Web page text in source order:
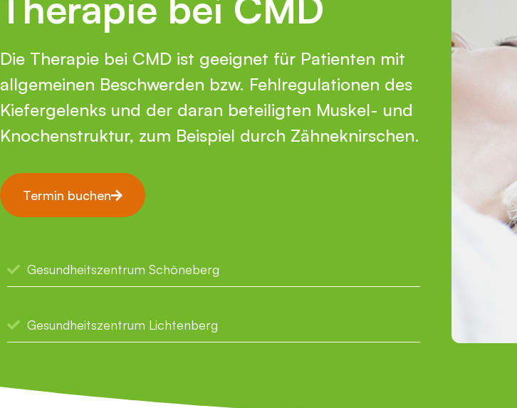
Die Therapie bei CMD ist geeignet für Patienten mit
allgemeinen Beschwerden bzw. Fehlregulationen des
Kiefergelenks und der daran beteiligten Muskel- und
Knochenstruktur, zum Beispiel durch Zähneknirschen.
Termin buchen
Gesundheitszentrum Schöneberg
Gesundheitszentrum Lichtenberg